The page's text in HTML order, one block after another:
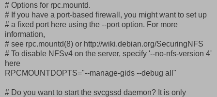
# Options for rpc.mountd.
# If you have a port-based firewall, you might want to set up
# a fixed port here using the --port option. For more
information,
# see rpc.mountd(8) or http://wiki.debian.org/SecuringNFS
# To disable NFSv4 on the server, specify '--no-nfs-version 4'
here
RPCMOUNTDOPTS="--manage-gids --debug all"
# Do you want to start the svcgssd daemon? It is only